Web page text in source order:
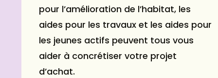
pour l’amélioration de l’habitat, les
aides pour les travaux et les aides pour
les jeunes actifs peuvent tous vous
aider à concrétiser votre projet
d’achat.